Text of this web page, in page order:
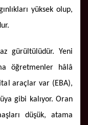
yüksek olup,
gürültülüdür. Yeni
öğretmenler hâlâ
araçlar var (EBA),
gibi kalıyor. Oran
düşük, atama